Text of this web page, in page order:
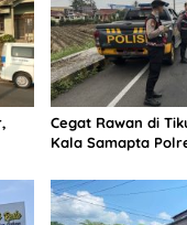
Cegat Rawan di
Kala Samapta
Kejahatan